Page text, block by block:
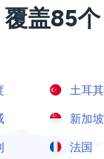
盖85个
土耳其
新加坡
法国